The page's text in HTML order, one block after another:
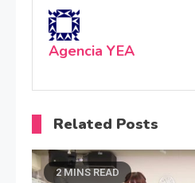
Agencia YEA
Related Posts
2 MINS READ